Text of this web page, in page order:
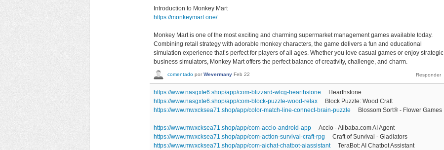
Introduction to Monkey Mart
https://monkeymart.one/
Monkey Mart is one of the most exciting and charming supermarket management games available today.
Combining retail strategy with adorable monkey characters, the game delivers a fun and educational
simulation experience that’s perfect for players of all ages. Whether you love casual games or enjoy strategic
business simulators, Monkey Mart offers the perfect balance of creativity, challenge, and charm.
comentado por Wevermany Feb 22
https://www.nasgxte6.shop/app/com-blizzard-wtcg-hearthstone Hearthstone
https://www.nasgxte6.shop/app/com-block-puzzle-wood-relax Block Puzzle: Wood Craft
https://www.mwxcksea71.shop/app/color-match-line-connect-brain-puzzle Blossom Sort® - Flower Games
https://www.mwxcksea71.shop/app/com-accio-android-app Accio - Alibaba.com AI Agent
https://www.mwxcksea71.shop/app/com-action-survival-craft-rpg Craft of Survival - Gladiators
https://www.mwxcksea71.shop/app/com-aichat-chatbot-aiassistantTeraBot: AI Chatbot Assistant